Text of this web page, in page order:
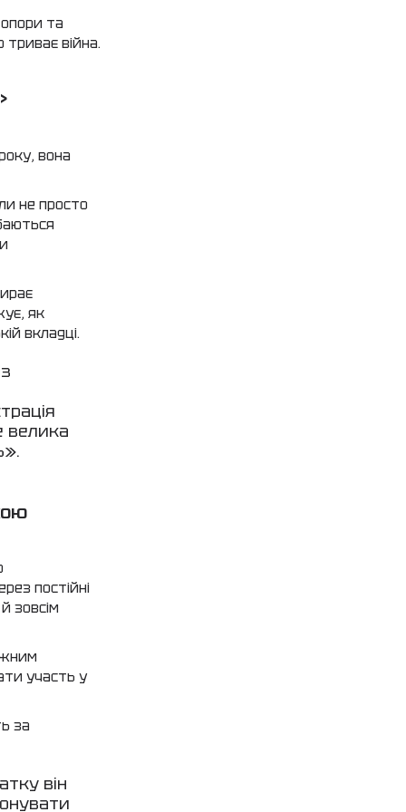
та
триває війна.
вона
не просто
як
вкладці.
велика
постійні
зовсім
участь у
за
він